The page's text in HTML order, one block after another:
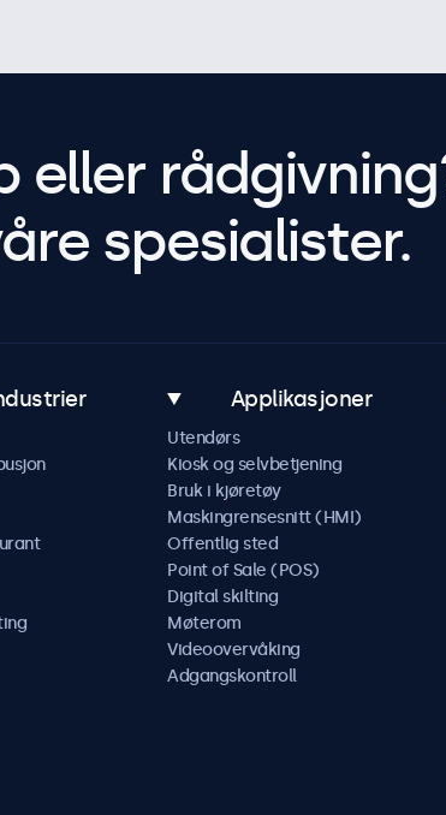
eller
spesialister.
Applikasjoner
Utendørs
Kiosk og selvbetjening
Bruk i kjøretøy
Maskingrensesnitt (HMI)
Offentlig sted
Point of Sale (POS)
Digital skilting
Møterom
Videoovervåking
Adgangskontroll